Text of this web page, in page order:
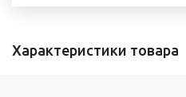
Характеристики товара